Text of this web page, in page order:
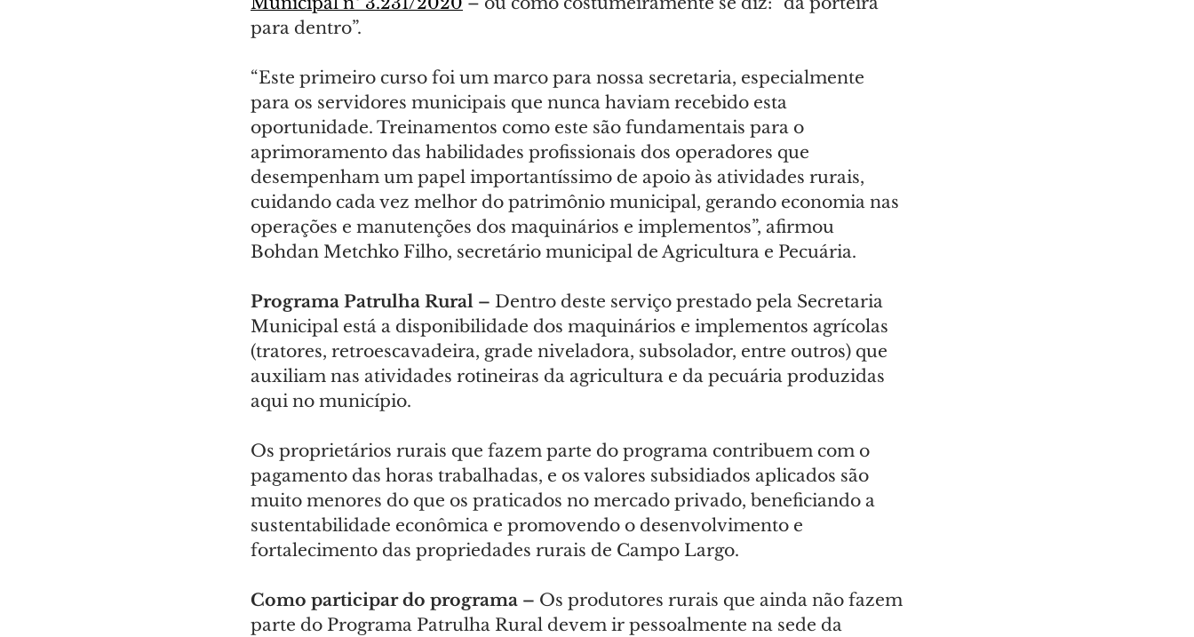
para dentro”.
“Este primeiro curso foi um marco para nossa secretaria, especialmente
para os servidores municipais que nunca haviam recebido esta
oportunidade. Treinamentos como este são fundamentais para o
aprimoramento das habilidades profissionais dos operadores que
desempenham um papel importantíssimo de apoio às atividades rurais,
cuidando cada vez melhor do patrimônio municipal, gerando economia nas
operações e manutenções dos maquinários e implementos”, afirmou
Bohdan Metchko Filho, secretário municipal de Agricultura e Pecuária.
Programa Patrulha Rural – Dentro deste serviço prestado pela Secretaria
Municipal está a disponibilidade dos maquinários e implementos agrícolas
(tratores, retroescavadeira, grade niveladora, subsolador, entre outros) que
auxiliam nas atividades rotineiras da agricultura e da pecuária produzidas
aqui no município.
Os proprietários rurais que fazem parte do programa contribuem com o
pagamento das horas trabalhadas, e os valores subsidiados aplicados são
muito menores do que os praticados no mercado privado, beneficiando a
sustentabilidade econômica e promovendo o desenvolvimento e
fortalecimento das propriedades rurais de Campo Largo.
Como participar do programa – Os produtores rurais que ainda não fazem
parte do Programa Patrulha Rural devem ir pessoalmente na sede da